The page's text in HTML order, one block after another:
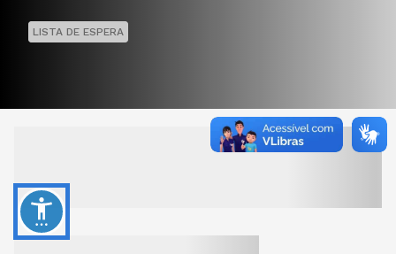
LISTA DE ESPERA